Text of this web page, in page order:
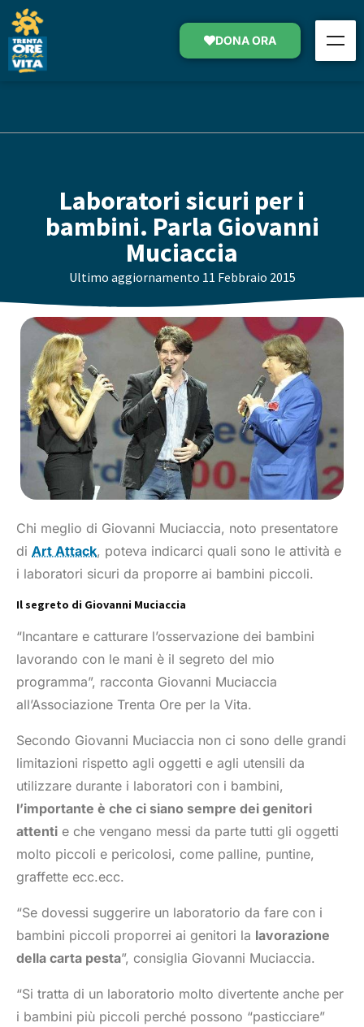
DONA ORA
Laboratori sicuri per i
bambini. Parla Giovanni
Muciaccia
Ultimo aggiornamento 11 Febbraio 2015
Chi meglio di Giovanni Muciaccia, noto presentatore
di Art Attack, poteva indicarci quali sono le attività e
i laboratori sicuri da proporre ai bambini piccoli.
Il segreto di Giovanni Muciaccia
“Incantare e catturare l’osservazione dei bambini
lavorando con le mani è il segreto del mio
programma”, racconta Giovanni Muciaccia
all’Associazione Trenta Ore per la Vita.
Secondo Giovanni Muciaccia non ci sono delle grandi
limitazioni rispetto agli oggetti e agli utensili da
utilizzare durante i laboratori con i bambini,
l’importante è che ci siano sempre dei genitori
attenti e che vengano messi da parte tutti gli oggetti
molto piccoli e pericolosi, come palline, puntine,
graffette ecc.ecc.
“Se dovessi suggerire un laboratorio da fare con i
bambini piccoli proporrei ai genitori la lavorazione
della carta pesta”, consiglia Giovanni Muciaccia.
“Si tratta di un laboratorio molto divertente anche per
i bambini più piccoli perché possono “pasticciare”